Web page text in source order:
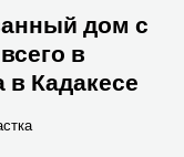
дом с
в
в Кадакесе